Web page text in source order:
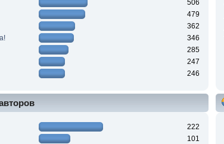
506
479
362
346
285
247
246
222
101